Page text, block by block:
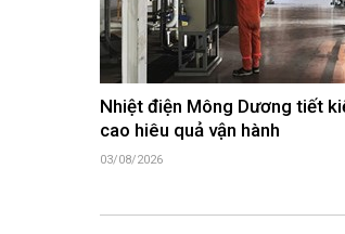
Nhiệt điện Mông Dương tiết
cao hiêu quả vận hành
03/08/2026